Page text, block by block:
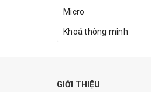
Micro
Khoá thông minh
GIỚI THIỆU